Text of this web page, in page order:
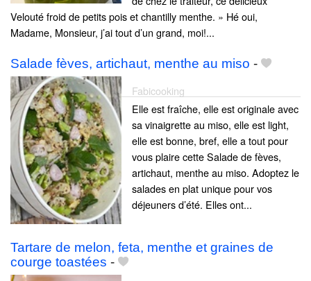
Velouté froid de petits pois et chantilly menthe. » Hé oui,
Madame, Monsieur, j’ai tout d’un grand, moi!...
Salade fèves, artichaut, menthe au miso -
Fabicooking
Elle est fraîche, elle est originale avec
sa vinaigrette au miso, elle est light,
elle est bonne, bref, elle a tout pour
vous plaire cette Salade de fèves,
artichaut, menthe au miso. Adoptez le
salades en plat unique pour vos
déjeuners d’été. Elles ont...
Tartare de melon, feta, menthe et graines de
courge toastées -